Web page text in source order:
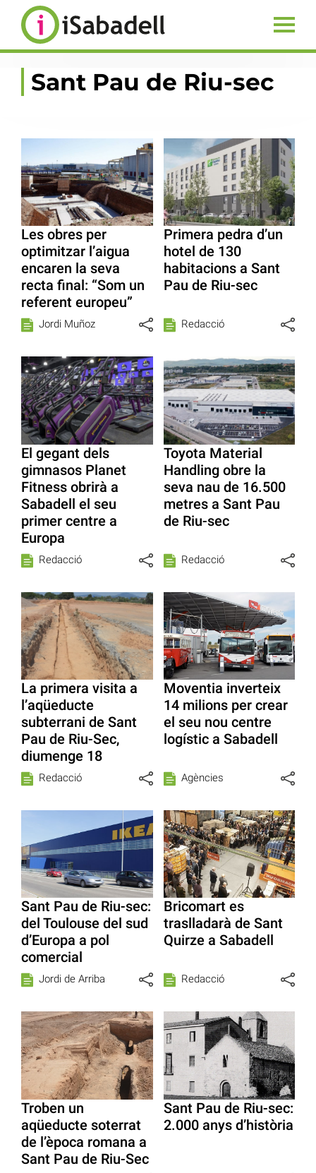
Sant Pau de Riu-sec
Les obres per
optimitzar l’aigua
encaren la seva
recta final: “Som un
referent europeu”
Jordi Muñoz
Primera pedra d’un
hotel de 130
habitacions a Sant
Pau de Riu-sec
Redacció
El gegant dels
gimnasos Planet
Fitness obrirà a
Sabadell el seu
primer centre a
Europa
Redacció
Toyota Material
Handling obre la
seva nau de 16.500
metres a Sant Pau
de Riu-sec
Redacció
La primera visita a
l’aqüeducte
subterrani de Sant
Pau de Riu-Sec,
diumenge 18
Redacció
Moventia inverteix
14 milions per crear
el seu nou centre
logístic a Sabadell
Agències
Sant Pau de Riu-sec:
del Toulouse del sud
d’Europa a pol
comercial
Jordi de Arriba
Bricomart es
traslladarà de Sant
Quirze a Sabadell
Redacció
Troben un
aqüeducte soterrat
de l’època romana a
Sant Pau de Riu-Sec
Sant Pau de Riu-sec:
2.000 anys d’història